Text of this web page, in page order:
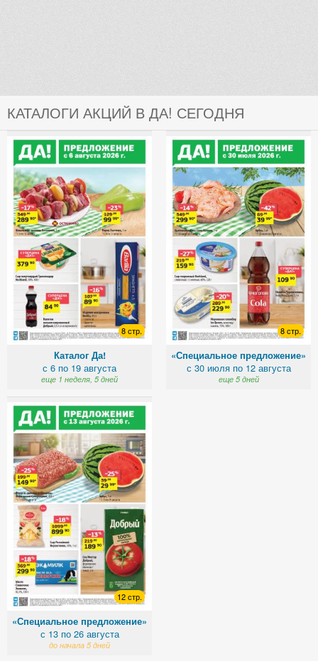
КАТАЛОГИ АКЦИЙ В ДА! СЕГОДНЯ
8 стр.
Каталог Да!
с 6 по 19 августа
еще 1 неделя, 5 дней
8 стр.
«Специальное предложение»
с 30 июля по 12 августа
еще 5 дней
12 стр.
«Специальное предложение»
с 13 по 26 августа
до начала 5 дней